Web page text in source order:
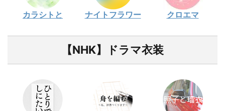
カラシトと ナイトフラワー クロエマ
【NHK】ドラマ衣装